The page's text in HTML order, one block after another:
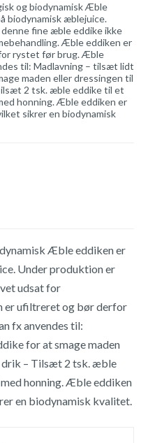
og biodynamisk Æble
biodynamisk æblejuice.
fine æble eddike ikke
Æble eddiken er
rystet før brug. Æble
til: Madlavning – tilsæt lidt
maden eller dressingen til
2 tsk. æble eddike til et
honning. Æble eddiken er
sikrer en biodynamisk
Æble eddiken er
Under produktion er
udsat for
er ufiltreret og bør derfor
fx anvendes til:
for at smage maden
drik – Tilsæt 2 tsk. æble
honning. Æble eddiken
en biodynamisk kvalitet.